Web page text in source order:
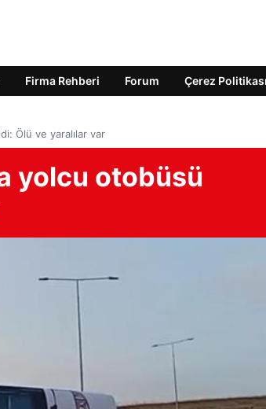
Firma Rehberi Forum Çerez Politikası
Ölü ve yaralılar var
yolcu otobüsü